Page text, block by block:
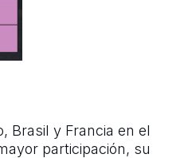
Brasil y Francia en el
participación, su